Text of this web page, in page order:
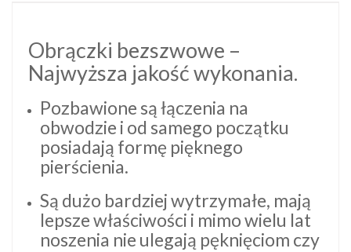
Obrączki bezszwowe –
Najwyższa jakość wykonania.
Pozbawione są łączenia na
obwodzie i od samego początku
posiadają formę pięknego
pierścienia.
Są dużo bardziej wytrzymałe, mają
lepsze właściwości i mimo wielu lat
noszenia nie ulegają pęknięciom czy